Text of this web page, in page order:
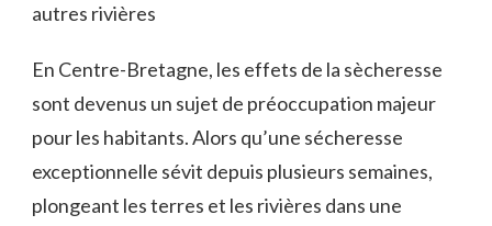
autres rivières
En Centre-Bretagne, les effets de la sècheresse
sont devenus un sujet de préoccupation majeur
pour les habitants. Alors qu’une sécheresse
exceptionnelle sévit depuis plusieurs semaines,
plongeant les terres et les rivières dans une